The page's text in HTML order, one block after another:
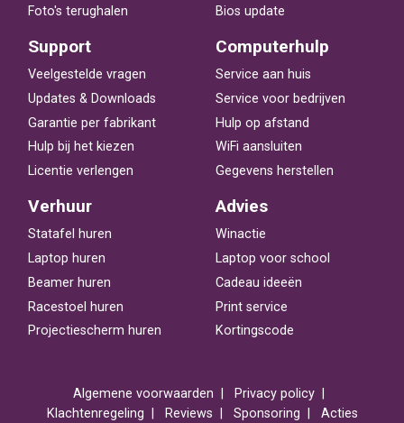
Foto's terughalen
Bios update
Support
Veelgestelde vragen
Updates & Downloads
Garantie per fabrikant
Hulp bij het kiezen
Licentie verlengen
Computerhulp
Service aan huis
Service voor bedrijven
Hulp op afstand
WiFi aansluiten
Gegevens herstellen
Verhuur
Statafel huren
Laptop huren
Beamer huren
Racestoel huren
Projectiescherm huren
Advies
Winactie
Laptop voor school
Cadeau ideeën
Print service
Kortingscode
Algemene voorwaarden
Privacy policy
Klachtenregeling
Reviews Sponsoring Acties